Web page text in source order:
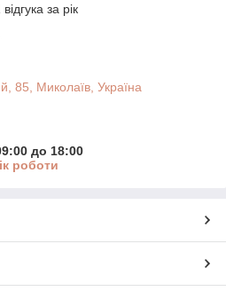
за рік
85, Миколаїв, Україна
до 18:00
роботи